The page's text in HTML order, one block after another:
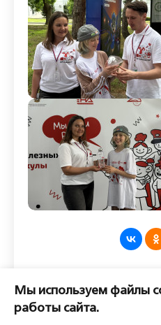
Пожалуйста,
комментировать.
Мы используем файлы
работы сайта.